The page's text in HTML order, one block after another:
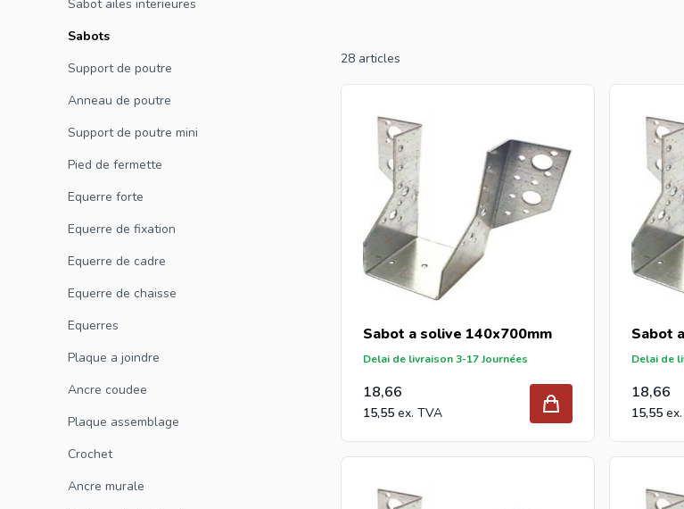
Sabot ailes interieures
Sabots
Support de poutre
Anneau de poutre
Support de poutre mini
Pied de fermette
Equerre forte
Equerre de fixation
Equerre de cadre
Equerre de chaisse
Equerres
Plaque a joindre
Ancre coudee
Plaque assemblage
Crochet
Ancre murale
Si vous commandez vos nouveaux supports de
28 articles
Sabot a solive 140x700mm
Delai de livraison 3-17 Journées
18,66
15,55
Sabot
Delai de
18,66
15,55